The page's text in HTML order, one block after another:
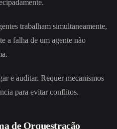
trabalham simultaneamente,
a falha de um agente não
e auditar. Requer mecanismos
para evitar conflitos.
de Orquestração